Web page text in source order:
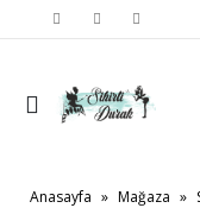
Anasayfa » Mağaza »